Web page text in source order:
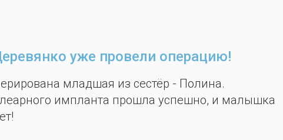
уже провели операцию!
младшая из сестёр - Полина.
импланта прошла успешно, и малышка